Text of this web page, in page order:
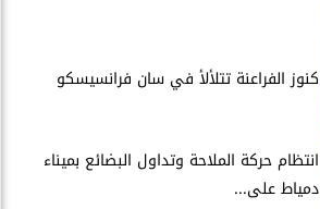
​كنوز الفراعنة تتلألأ في سان فرانسيسكو
انتظام حركة الملاحة وتداول البضائع بميناء
دمياط على...